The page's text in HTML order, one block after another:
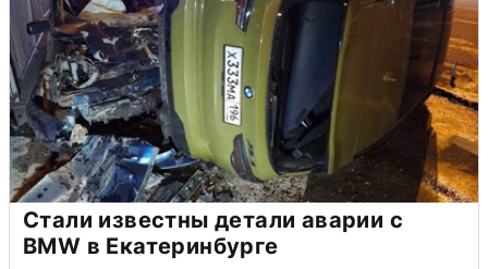
Стали известны детали аварии с
BMW в Екатеринбурге